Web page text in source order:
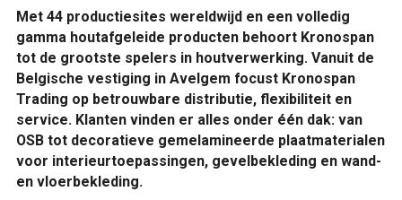
Met 44 productiesites wereldwijd en een volledig
gamma houtafgeleide producten behoort Kronospan
tot de grootste spelers in houtverwerking. Vanuit de
Belgische vestiging in Avelgem focust Kronospan
Trading op betrouwbare distributie, flexibiliteit en
service. Klanten vinden er alles onder één dak: van
OSB tot decoratieve gemelamineerde plaatmaterialen
voor interieurtoepassingen, gevelbekleding en wand-
en vloerbekleding.